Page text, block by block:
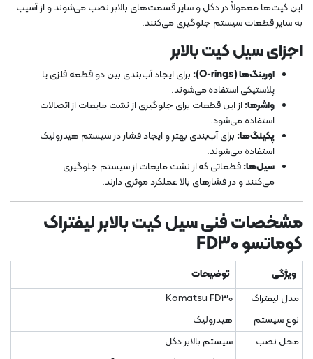
این کیت‌ها معمولاً در دکل و سایر قسمت‌های بالابر نصب می‌شوند و از آسیب
به سایر قطعات سیستم جلوگیری می‌کنند.
اجزای سیل کیت بالابر
اورینگ‌ها (O-rings):
برای ایجاد آب‌بندی بین دو قطعه فلزی یا
پلاستیکی استفاده می‌شوند.
واشرها:از این قطعات برای جلوگیری از نشت مایعات از اتصالات
استفاده می‌شود.
پکینگ‌ها: برای آب‌بندی بهتر و ایجاد فشار در سیستم هیدرولیک
استفاده می‌شوند.
سیل‌ها:قطعاتی که از نشت مایعات از سیستم جلوگیری
می‌کنند و در فشارهای بالا عملکرد موثری دارند.
مشخصات فنی سیل کیت بالابر لیفتراک
کوماتسو FD30
ویژگی
توضیحات
مدل لیفتراک
Komatsu FD30
نوع سیستم
هیدرولیک
محل نصب
سیستم بالابر دکل